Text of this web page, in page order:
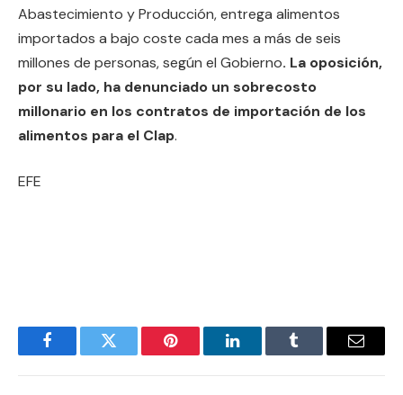
Abastecimiento y Producción, entrega alimentos
importados a bajo coste cada mes a más de seis
millones de personas, según el Gobierno. La oposición,
por su lado, ha denunciado un sobrecosto
millonario en los contratos de importación de los
alimentos para el Clap.
EFE
FacebookTwitter Pinterest LinkedInTumblr Email